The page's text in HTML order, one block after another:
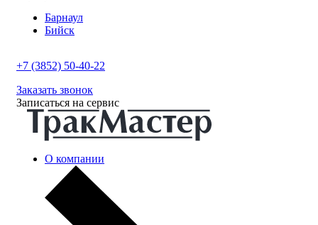
Барнаул
Бийск
+7 (3852) 50-40-22
Заказать звонок
Записаться на сервис
О компании